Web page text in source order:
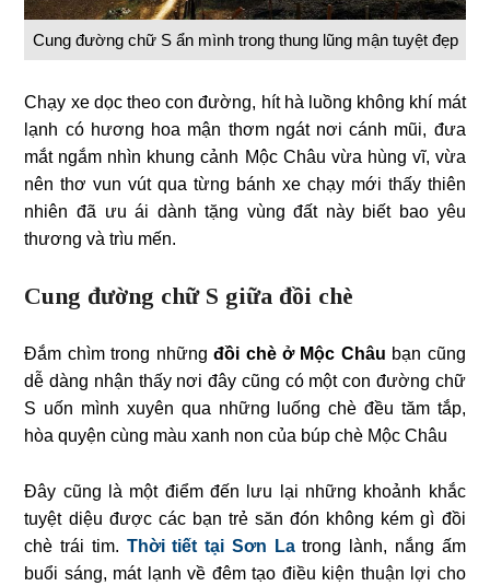
Cung đường chữ S ẩn mình trong thung lũng mận tuyệt đẹp
Chạy xe dọc theo con đường, hít hà luồng không khí mát
lạnh có hương hoa mận thơm ngát nơi cánh mũi, đưa
mắt ngắm nhìn khung cảnh Mộc Châu vừa hùng vĩ, vừa
nên thơ vun vút qua từng bánh xe chạy mới thấy thiên
nhiên đã ưu ái dành tặng vùng đất này biết bao yêu
thương và trìu mến.
Cung đường chữ S giữa đồi chè
Đắm chìm trong nhữngđồi chè ở Mộc Châu bạn cũng
dễ dàng nhận thấy nơi đây cũng có một con đường chữ
S uốn mình xuyên qua những luống chè đều tăm tắp,
hòa quyện cùng màu xanh non của búp chè Mộc Châu
Đây cũng là một điểm đến lưu lại những khoảnh khắc
tuyệt diệu được các bạn trẻ săn đón không kém gì đồi
chè trái tim. Thời tiết tại Sơn La trong lành, nắng ấm
buổi sáng, mát lạnh về đêm tạo điều kiện thuận lợi cho